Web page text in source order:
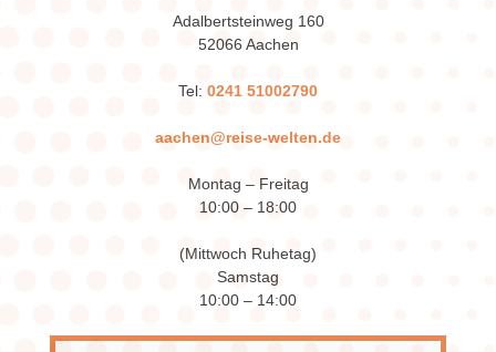
Adalbertsteinweg 160
52066 Aachen
Tel: 0241 51002790
aachen@reise-welten.de
Montag – Freitag
10:00 – 18:00
(Mittwoch Ruhetag)
Samstag
10:00 – 14:00